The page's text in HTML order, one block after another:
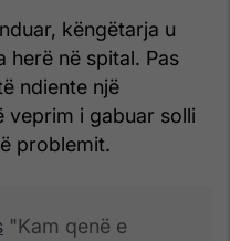
këngëtarja u
herë në spital. Pas
ndiente një
veprim i gabuar solli
problemit.
"Kam qenë e